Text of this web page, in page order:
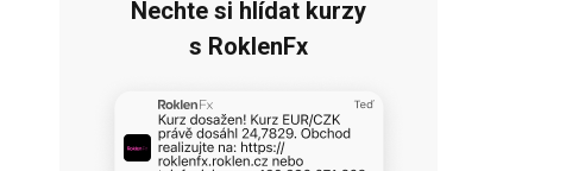
Nechte si hlídat kurzy
s RoklenFx